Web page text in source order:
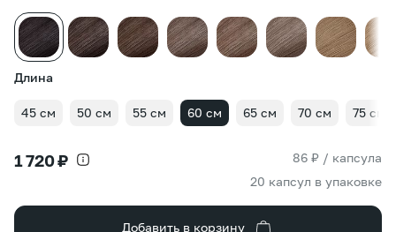
Длина
45 см 50 см 55 см 60 см 65 см 70 см 75 см
1 720 ₽
86 ₽ / капсула
20 капсул в упаковке
Добавить в корзину